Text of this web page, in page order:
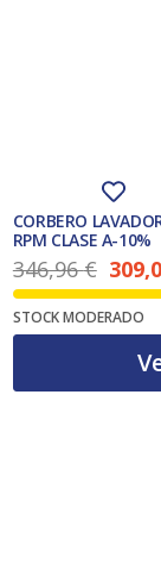
CORBERO
RPM CLASE A-10%
346,96€
El precio original era: 346,96 €.
STOCK MODERADO